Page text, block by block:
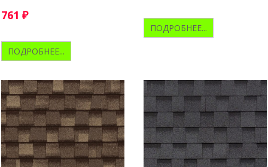
оттенков, их переливы и
контрастные акценты.
761 ₽
ПОДРОБНЕЕ...
ПОДРОБНЕЕ...